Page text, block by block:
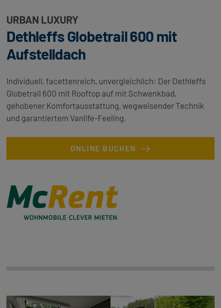
URBAN LUXURY
Dethleffs Globetrail 600 mit
Aufstelldach
Individuell, facettenreich, unvergleichlich: Der Dethleffs
Globetrail 600 mit Rooftop auf mit Schwenkbad,
gehobener Komfortausstattung, wegweisender Technik
und garantiertem Vanlife-Feeling.
ONLINE BUCHEN